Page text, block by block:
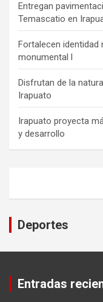
Entregan
Temascatio en
Fortalecen
monumental l
Disfrutan de la
Irapuato
Irapuato proyecta
y desarrollo
Deportes
Entradas